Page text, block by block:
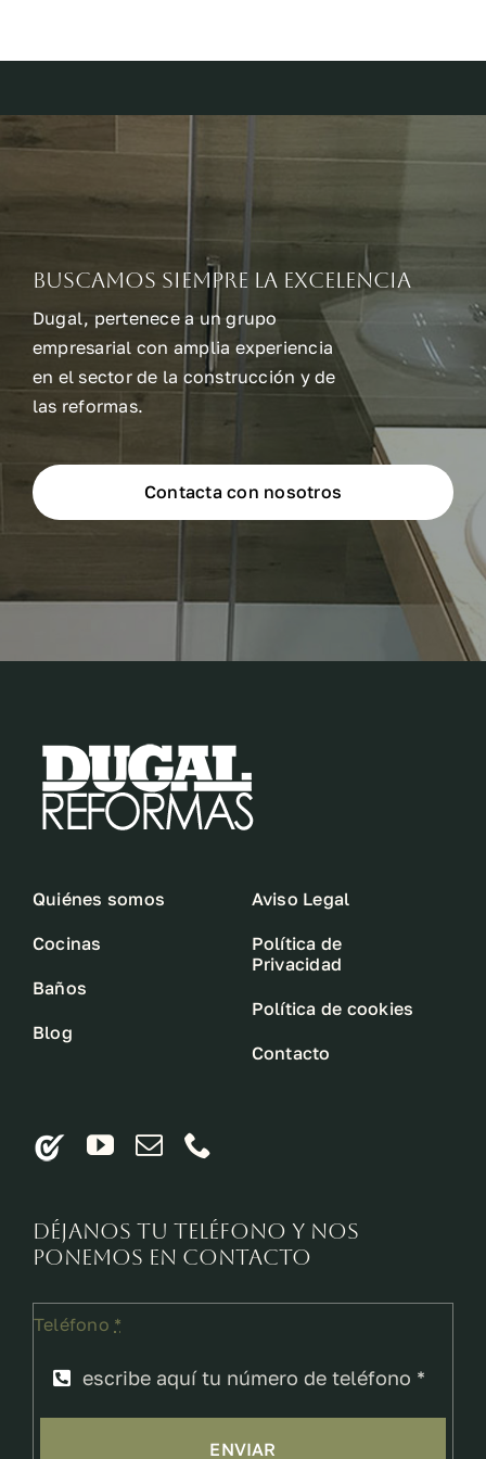
Buscamos siempre la excelencia
Dugal, pertenece a un grupo
empresarial con amplia experiencia
en el sector de la construcción y de
las reformas.
Contacta con nosotros
Quiénes somos
Cocinas
Baños
Blog
Aviso Legal
Política de
Privacidad
Política de cookies
Contacto
Déjanos tu teléfono y nos
ponemos en contacto
Teléfono *
ENVIAR